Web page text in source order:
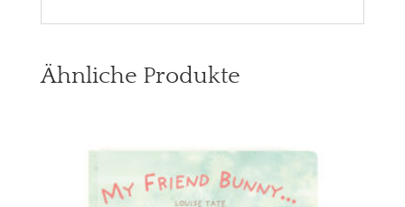
Ähnliche Produkte